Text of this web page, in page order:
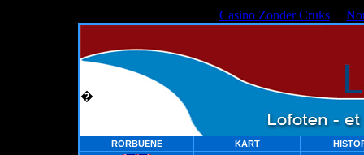
Casino Zonder Cruks
�
RORBUENE KART